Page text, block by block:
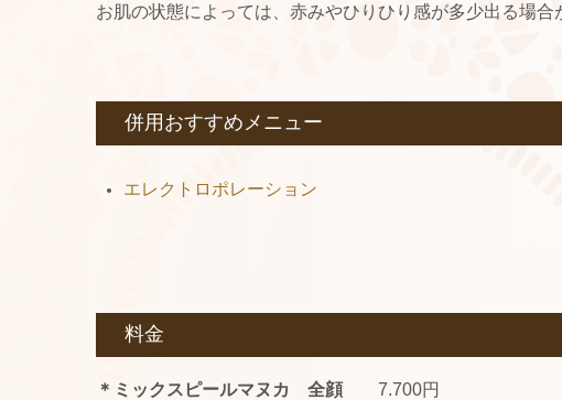
お肌の状態によっては、赤みやひりひり感が多少出る場合
併用おすすめメニュー
エレクトロポレーション
料金
＊ミックスピールマヌカ 全顔7.700円